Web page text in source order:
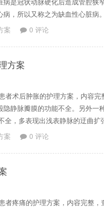
，所以又称之为缺血性心脏
案 0 评论
方案
者术后肿胀的护理方案，内容
静脉瓣膜的功能不全。另外
全，多表现出浅表静脉的迂曲
案 0 评论
者疼痛的护理方案，内容完整